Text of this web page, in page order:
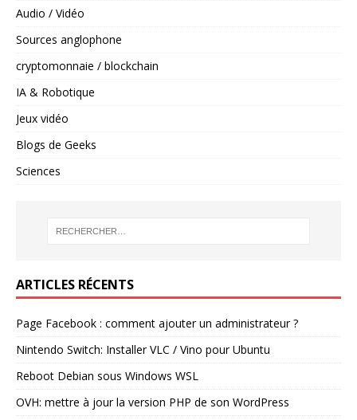
Audio / Vidéo
Sources anglophone
cryptomonnaie / blockchain
IA & Robotique
Jeux vidéo
Blogs de Geeks
Sciences
ARTICLES RÉCENTS
Page Facebook : comment ajouter un administrateur ?
Nintendo Switch: Installer VLC / Vino pour Ubuntu
Reboot Debian sous Windows WSL
OVH: mettre à jour la version PHP de son WordPress